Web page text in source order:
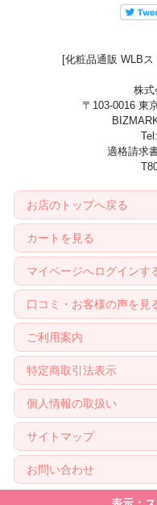
[化粧品通販 WLB
株式
〒103-0016 東
適格請求
お店のトップへ戻る
カートを見る
マイページへログインす
口コミ・お客様の声を見
ご利用案内
特定商取引法表示
個人情報の取扱い
サイトマップ
お問い合わせ